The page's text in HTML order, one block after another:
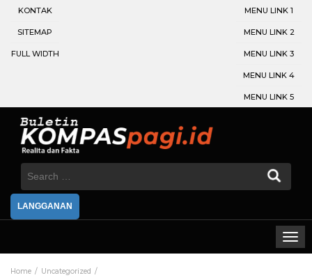
KONTAK
SITEMAP
FULL WIDTH
MENU LINK 1
MENU LINK 2
MENU LINK 3
MENU LINK 4
MENU LINK 5
Search
LANGGANAN
Home
Uncategorized